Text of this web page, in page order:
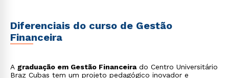
Diferenciais do curso de Gestão
Financeira
A graduação em Gestão Financeirado Centro Universitário
Braz Cubas tem um projeto pedagógico inovador e